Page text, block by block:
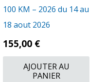
100 KM – 2026 du 14 au
18 aout 2026
155,00 €
AJOUTER AU
PANIER